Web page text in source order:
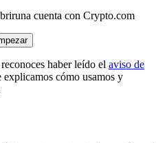
una cuenta con Crypto.com
haber leído el aviso de
explicamos cómo usamos y